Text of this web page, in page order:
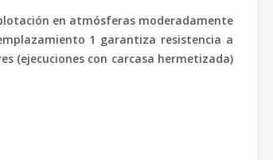
en atmósferas moderadamente
1 garantiza resistencia a
(ejecuciones con carcasa hermetizada)